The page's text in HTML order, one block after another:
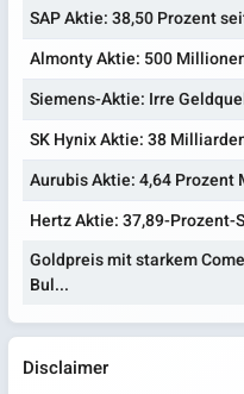
SAP Aktie: 38,50 Prozent
Almonty Aktie: 500
Siemens-Aktie: Irre
SK Hynix Aktie: 38
Aurubis Aktie: 4,64 Prozent
Hertz Aktie: 37,89-Prozent-
Goldpreis mit starkem
Bul...
Disclaimer